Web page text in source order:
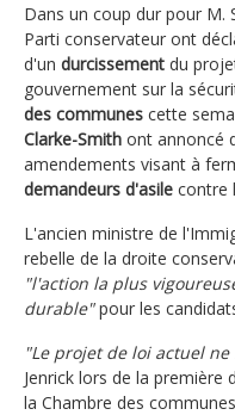
Dans un coup dur pour M.
Parti conservateur ont
d'un durcissement du
gouvernement sur la
des communes cette
Clarke-Smith ont annoncé
amendements visant à
demandeurs d'asile contre
L'ancien ministre de
rebelle de la droite
"l'action la plus
durable"pour les
"Le projet de loi actuel
Jenrick lors de la première
la Chambre des